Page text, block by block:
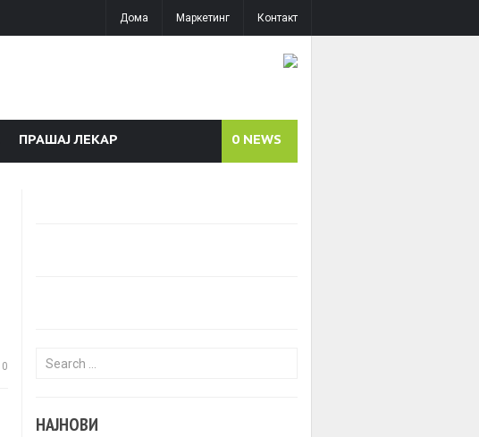
Дома Маркетинг Контакт
ПРАШАЈ ЛЕКАР 0 NEWS
0
Search for:
НАЈНОВИ